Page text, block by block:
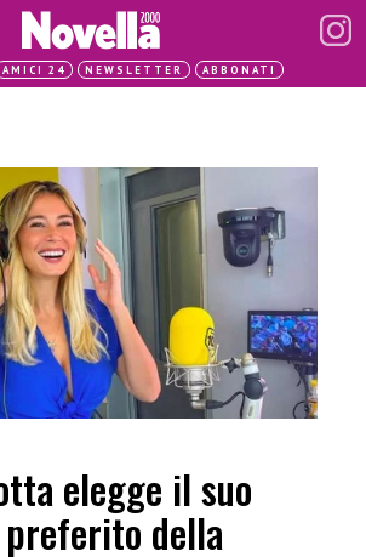
AMICI 24 NEWSLETTER ABBONATI
elegge il suo
della